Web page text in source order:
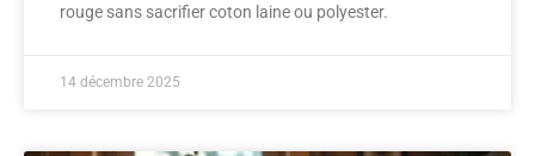
rouge sans sacrifier coton laine ou polyester.
14 décembre 2025